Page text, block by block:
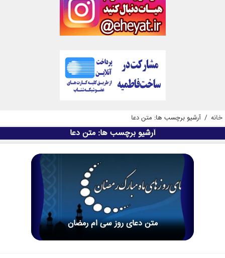
خانه / آرشیو برچسب ها: متن دعا
آرشیو برچسب ها:متن دعا
متن دعاى روز سى ام رمضان